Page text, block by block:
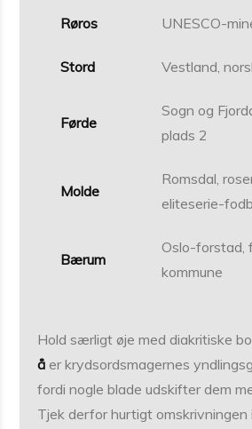
Røros UNESCO-
Stord Vestland,
Førde
Sogn og
plads 2
Molde
Romsdal,
eliteserie-
Bærum
Oslo-forstad,
kommune
Hold særligt øje med diakritiske
å er krydsordsmagernes
fordi nogle blade udskifter dem
Tjek derfor hurtigt